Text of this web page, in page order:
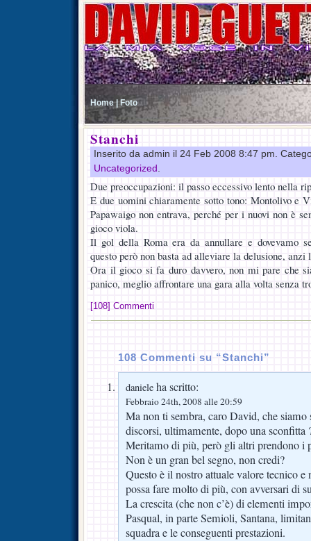
Home | Foto
Stanchi
Inserito da admin il 24 Feb 2008 8:47 pm.
Uncategorized .
Due preoccupazioni: il passo eccessivo lento nella
E due uomini chiaramente sotto tono: Montolivo e
Papawaigo non entrava, perché per i nuovi non è
gioco viola.
Il gol della Roma era da annullare e dovevamo
questo però non basta ad alleviare la delusione, anzi
Ora il gioco si fa duro davvero, non mi pare che
panico, meglio affrontare una gara alla volta senza
[108] Commenti
108 Commenti su “Stanchi”
daniele ha scritto:
Febbraio 24th, 2008 alle 20:59
Ma non ti sembra, caro David, che siamo
discorsi, ultimamente, dopo una sconfitta
Meritamo di più, però gli altri prendono i
Non è un gran bel segno, non credi?
Questo è il nostro attuale valore tecnico e
possa fare molto di più, con avversari di
La crescita (che non c’è) di elementi
Pasqual, in parte Semioli, Santana,
squadra e le conseguenti prestazioni.